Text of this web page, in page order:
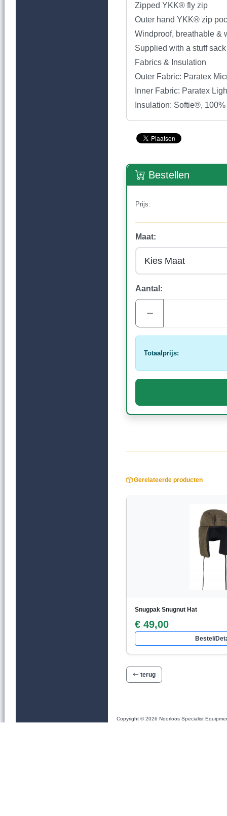
Zipped YKK® fly zip
Outer hand YKK® zip
Windproof, breathable &
Supplied with a stuff
Fabrics & Insulation
Outer Fabric: Paratex
Inner Fabric: Paratex
Insulation: Softie®,
Bestellen
Prijs:
Maat:
Aantal:
Totaalprijs:
Gerelateerde producten
Snugpak Snugnut Hat
€ 49,00
Bestel/
terug
Copyright © 2026 Noorloos Specialist